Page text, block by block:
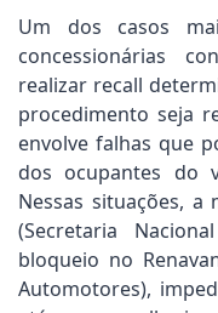
Um dos casos
concessionárias
realizar recall
procedimento seja
envolve falhas que
dos ocupantes do
Nessas situações,
(Secretaria
bloqueio no
Automotores),